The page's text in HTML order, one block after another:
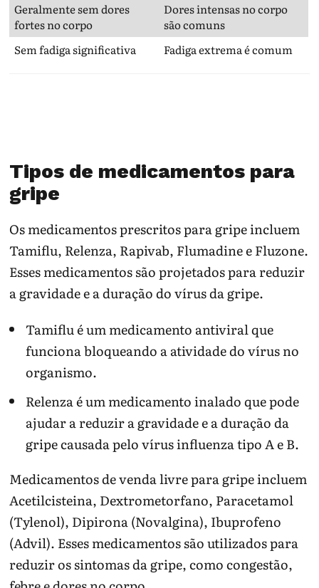
Geralmente sem dores
fortes no corpo
Dores intensas no corpo
são comuns
Sem fadiga significativa
Fadiga extrema é comum
Tipos de medicamentos para
gripe
Os medicamentos prescritos para gripe incluem
Tamiflu, Relenza, Rapivab, Flumadine e Fluzone.
Esses medicamentos são projetados para reduzir
a gravidade e a duração do vírus da gripe.
Tamiflu é um medicamento antiviral que
funciona bloqueando a atividade do vírus no
organismo.
Relenza é um medicamento inalado que pode
ajudar a reduzir a gravidade e a duração da
gripe causada pelo vírus influenza tipo A e B.
Medicamentos de venda livre para gripe incluem
Acetilcisteina, Dextrometorfano, Paracetamol
(Tylenol), Dipirona (Novalgina), Ibuprofeno
(Advil). Esses medicamentos são utilizados para
reduzir os sintomas da gripe, como congestão,